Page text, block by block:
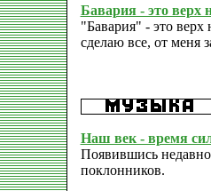
Бавария - это верх
"Бавария" - это верх
сделаю все, от меня
Наш век - время
Появившись
поклонников.